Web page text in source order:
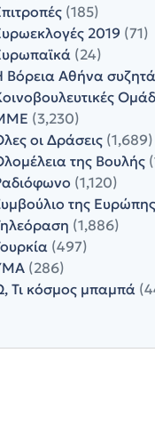
(185)
2019 (71)
(24)
Βόρεια Αθήνα συζητά
(3,230)
οι Δράσεις(1,689)
της Βουλής
(1,120)
της Ευρώπης
(1,886)
(497)
(286)
Τι κόσμος μπαμπά